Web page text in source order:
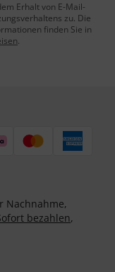
Erhalt von E-Mail-
zu. Die
finden Sie in
.
Nachnahme,
bezahlen,